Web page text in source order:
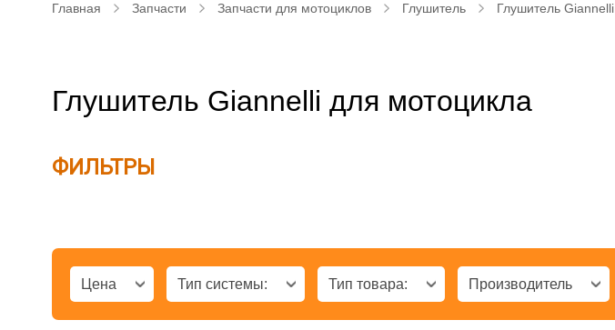
Главная Запчасти Запчасти для мотоциклов Глушитель Глушитель Giannelli
Глушитель Giannelli для мотоцикла
ФИЛЬТРЫ
Цена Тип системы: Тип товара: Производитель